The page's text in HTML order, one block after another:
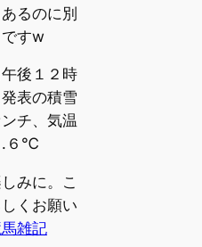
るのに別
すw
後１２時
表の積雪
チ、気温
.６℃
みに。こ
くお願い
雑記